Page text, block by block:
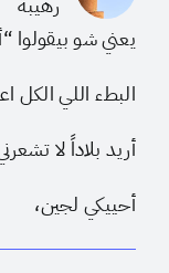
يعني شو بيقولوا
البطء اللي الكل
أريد بلاداً لا
أحييكي لجين،